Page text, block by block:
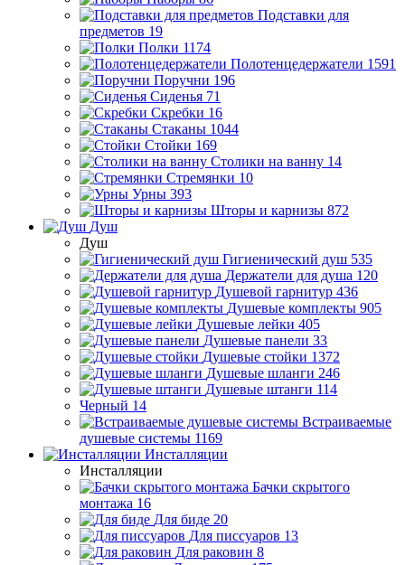
Подставки для
предметов 19
Полки 1174
Полотенцедержатели 1591
Поручни 196
Сиденья 71
Скребки 16
Стаканы 1044
Стойки 169
Столики на ванну 14
Стремянки 10
Урны 393
Шторы и карнизы 872
Душ
Душ
Гигиенический душ 535
Держатели для душа 120
Душевой гарнитур 436
Душевые комплекты 905
Душевые лейки 405
Душевые панели 33
Душевые стойки 1372
Душевые шланги 246
Душевые штанги 114
Черный 14
Встраиваемые
душевые системы 1169
Инсталляции
Инсталляции
Бачки скрытого
монтажа 16
Для биде 20
Для писсуаров 13
Для раковин 8